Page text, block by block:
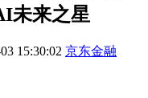
未来之星
15:30:02 京东金融